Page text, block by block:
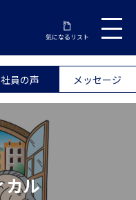
気になるリスト
社員の声 メッセージ
カル